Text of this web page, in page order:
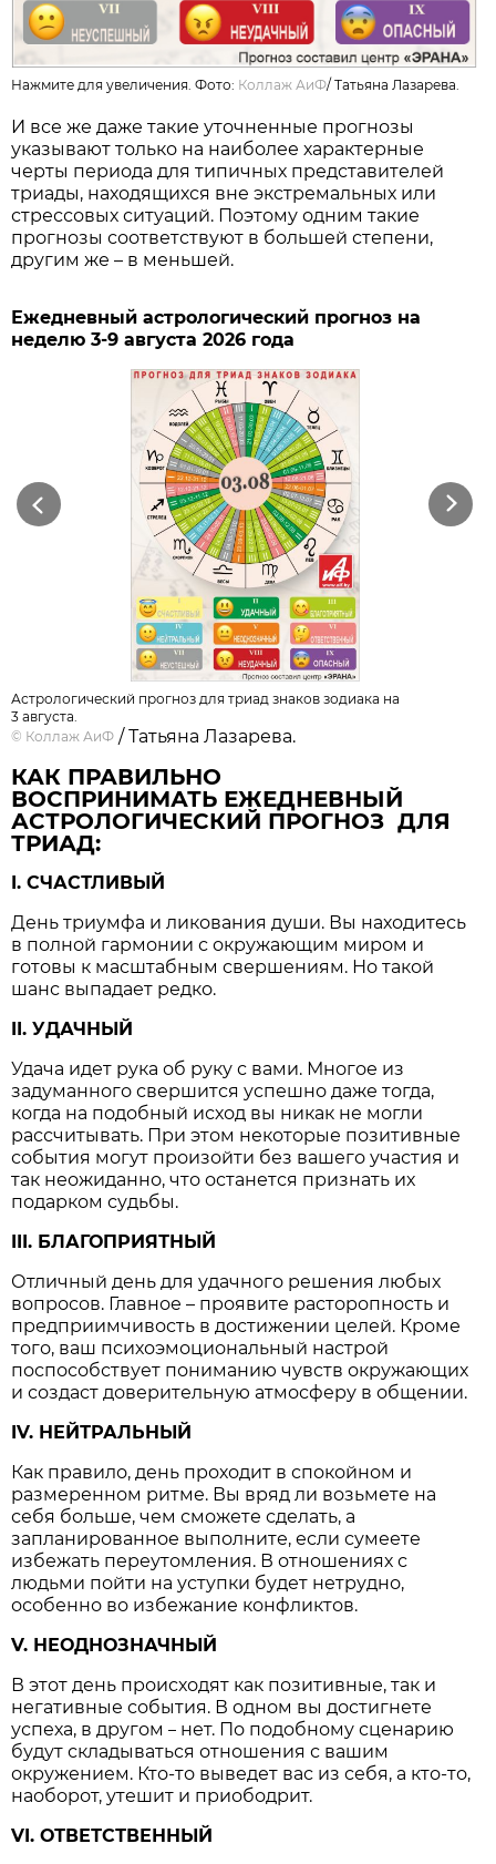
Нажмите для увеличения. Фото: Коллаж АиФ/Татьяна Лазарева.
И все же даже такие уточненные прогнозы
указывают только на наиболее характерные
черты периода для типичных представителей
триады, находящихся вне экстремальных или
стрессовых ситуаций. Поэтому одним такие
прогнозы соответствуют в большей степени,
другим же – в меньшей.
Ежедневный астрологический прогноз на
неделю 3-9 августа 2026 года
Previous Next
Астрологический прогноз для триад знаков зодиака на
3 августа.
© Коллаж АиФ / Татьяна Лазарева.
КАК ПРАВИЛЬНО
ВОСПРИНИМАТЬ ЕЖЕДНЕВНЫЙ
АСТРОЛОГИЧЕСКИЙ ПРОГНОЗ ДЛЯ
ТРИАД:
I. СЧАСТЛИВЫЙ
День триумфа и ликования души. Вы находитесь
в полной гармонии с окружающим миром и
готовы к масштабным свершениям. Но такой
шанс выпадает редко.
II. УДАЧНЫЙ
Удача идет рука об руку с вами. Многое из
задуманного свершится успешно даже тогда,
когда на подобный исход вы никак не могли
рассчитывать. При этом некоторые позитивные
события могут произойти без вашего участия и
так неожиданно, что останется признать их
подарком судьбы.
III. БЛАГОПРИЯТНЫЙ
Отличный день для удачного решения любых
вопросов. Главное – проявите расторопность и
предприимчивость в достижении целей. Кроме
того, ваш психоэмоциональный настрой
поспособствует пониманию чувств окружающих
и создаст доверительную атмосферу в общении.
IV. НЕЙТРАЛЬНЫЙ
Как правило, день проходит в спокойном и
размеренном ритме. Вы вряд ли возьмете на
себя больше, чем сможете сделать, а
запланированное выполните, если сумеете
избежать переутомления. В отношениях с
людьми пойти на уступки будет нетрудно,
особенно во избежание конфликтов.
V. НЕОДНОЗНАЧНЫЙ
В этот день происходят как позитивные, так и
негативные события. В одном вы достигнете
успеха, в другом– нет. По подобному сценарию
будут складываться отношения с вашим
окружением. Кто-то выведет вас из себя, а кто-то,
наоборот, утешит и приободрит.
VI. ОТВЕТСТВЕННЫЙ